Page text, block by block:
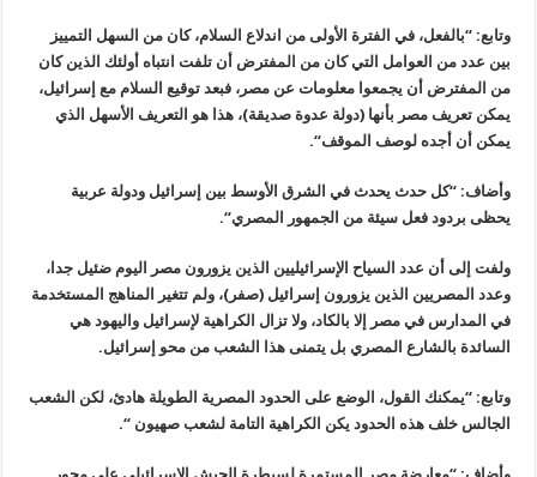
وتابع: “بالفعل، في الفترة الأولى من اندلاع السلام، كان من السهل التمييز
بين عدد من العوامل التي كان من المفترض أن تلفت انتباه أولئك الذين كان
من المفترض أن يجمعوا معلومات عن مصر، فبعد توقيع السلام مع إسرائيل،
يمكن تعريف مصر بأنها (دولة عدوة صديقة)، هذا هو التعريف الأسهل الذي
يمكن أن أجده لوصف الموقف“.
وأضاف: “كل حدث يحدث في الشرق الأوسط بين إسرائيل ودولة عربية
يحظى بردود فعل سيئة من الجمهور المصري“.
ولفت إلى أن عدد السياح الإسرائيليين الذين يزورون مصر اليوم ضئيل جدا،
وعدد المصريين الذين يزورون إسرائيل (صفر)، ولم تتغير المناهج المستخدمة
في المدارس في مصر إلا بالكاد، ولا تزال الكراهية لإسرائيل واليهود هي
السائدة بالشارع المصري بل يتمنى هذا الشعب من محو إسرائيل.
وتابع: “يمكنك القول، الوضع على الحدود المصرية الطويلة هادئ، لكن الشعب
الجالس خلف هذه الحدود يكن الكراهية التامة لشعب صهيون “.